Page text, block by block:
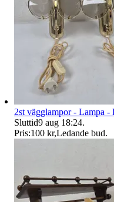
2st vägglampor - Lampa
Sluttid9 aug 18:24.
Pris:100 kr,Ledande bud.